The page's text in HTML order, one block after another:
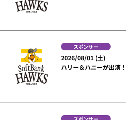
スポンサー
2026/08/01 (土)
ハリー＆ハニーが出演